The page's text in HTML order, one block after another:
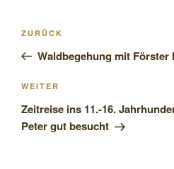
Beitragsnavigation
Vorheriger
Beitrag
ZURÜCK
Waldbegehung mit Förster
Nächster
Beitrag
WEITER
Zeitreise ins 11.-16.
Peter gut besucht